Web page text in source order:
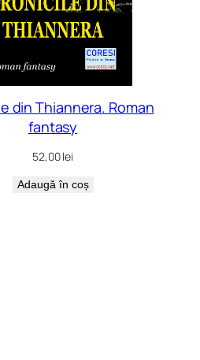
din Thiannera. Roman
fantasy
52,00lei
Adaugă în coș